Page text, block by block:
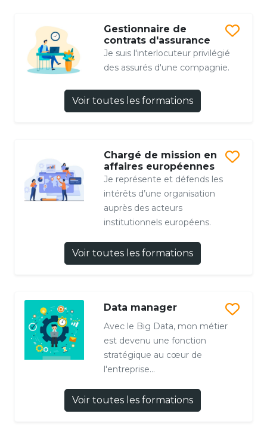
Gestionnaire de
contrats d'assurance
Je suis l'interlocuteur privilégié
des assurés d'une compagnie.
Voir toutes les formations
Chargé de mission en
affaires européennes
Je représente et défends les
intérêts d’une organisation
auprès des acteurs
institutionnels européens.
Voir toutes les formations
Data manager
Avec le Big Data, mon métier
est devenu une fonction
stratégique au cœur de
l'entreprise...
Voir toutes les formations